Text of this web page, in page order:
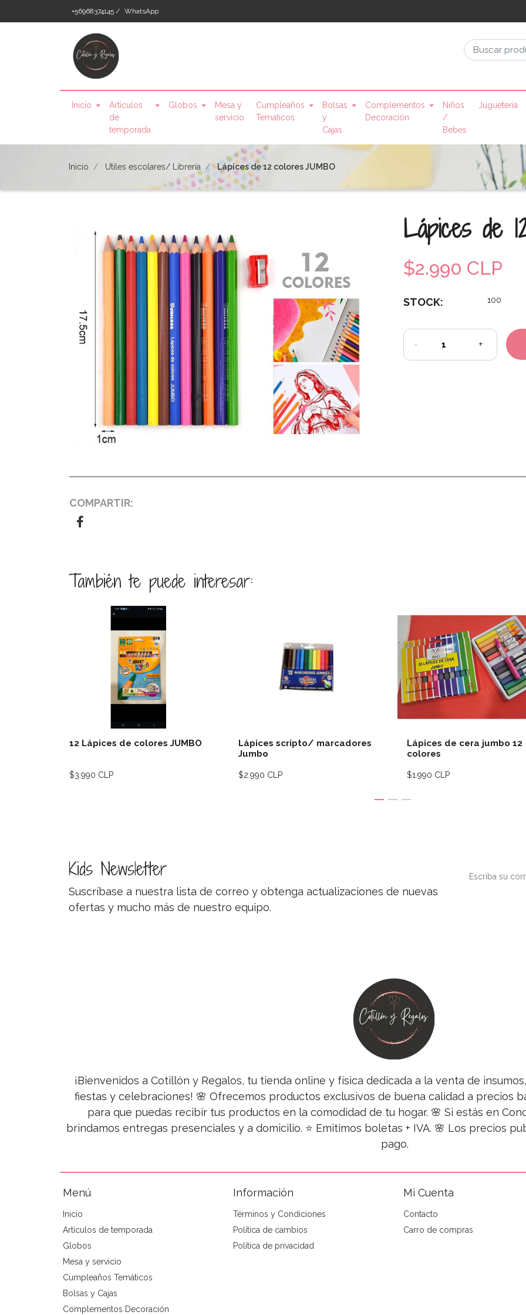
+56968374145 / WhatsApp
Inicio
Artículos
de
temporada
Globos
Mesa y
servicio
Cumpleaños
Temáticos
Bolsas
y
Cajas
Complementos
Decoración
Niños
/
Bebes
Jugueteria
Inicio Utiles escolares/ Librería Lápices de 12 colores JUMBO
Lápices de
$2.990 CLP
STOCK: 100
- +
COMPARTIR:
También te puede interesar:
12 Lápices de colores JUMBO
Ver detalles
$3.990 CLP
Lápices scripto/ marcadores
Jumbo
Ver detalles
$2.990 CLP
Lápices de cera jumbo 12
colores
Ver
$1.990 CLP
Kids Newsletter
Suscríbase a nuestra lista de correo y obtenga actualizaciones de nuevas
ofertas y mucho más de nuestro equipo.
¡Bienvenidos a Cotillón y Regalos, tu tienda online y física dedicada a la venta de
fiestas y celebraciones! 🌸 Ofrecemos productos exclusivos de buena calidad a precios
para que puedas recibir tus productos en la comodidad de tu hogar. 🌸 Si estás en
brindamos entregas presenciales y a domicilio. ⭐ Emitimos boletas + IVA. 🌸 Los precios
pago.
Menú
Inicio
Artículos de temporada
Globos
Mesa y servicio
Cumpleaños Temáticos
Bolsas y Cajas
Complementos Decoración
Información
Términos y Condiciones
Política de cambios
Política de privacidad
Mi Cuenta
Contacto
Carro de compras